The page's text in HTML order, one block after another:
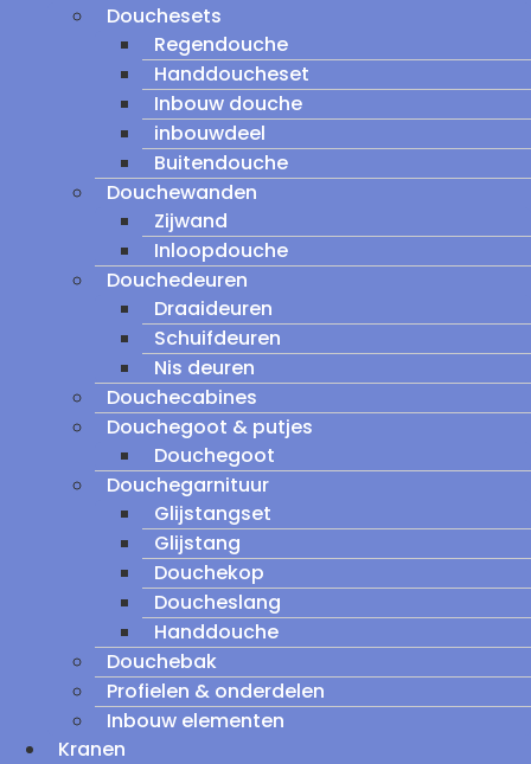
Douchesets
Regendouche
Handdoucheset
Inbouw douche
inbouwdeel
Buitendouche
Douchewanden
Zijwand
Inloopdouche
Douchedeuren
Draaideuren
Schuifdeuren
Nis deuren
Douchecabines
Douchegoot & putjes
Douchegoot
Douchegarnituur
Glijstangset
Glijstang
Douchekop
Doucheslang
Handdouche
Douchebak
Profielen & onderdelen
Inbouw elementen
Kranen